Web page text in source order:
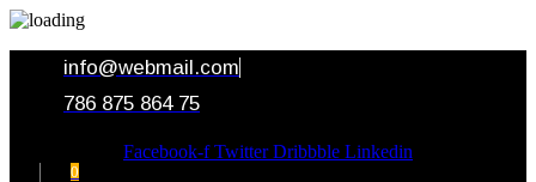
info@webmail.com
786 875 864 75
Facebook-f Twitter Dribbble Linkedin
0